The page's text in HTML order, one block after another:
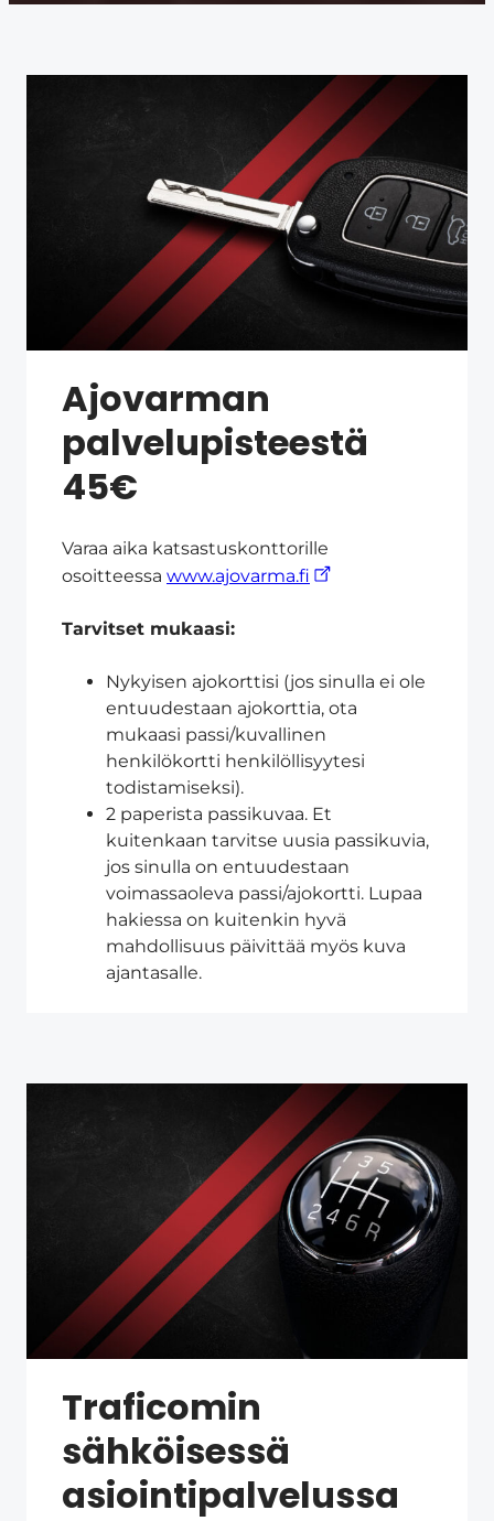
Ajovarman
palvelupisteestä
45€
Varaa aika katsastuskonttorille
osoitteessa www.ajovarma.fi
Tarvitset mukaasi:
Nykyisen ajokorttisi (jos sinulla ei ole
entuudestaan ajokorttia, ota
mukaasi passi/kuvallinen
henkilökortti henkilöllisyytesi
todistamiseksi).
2 paperista passikuvaa. Et
kuitenkaan tarvitse uusia passikuvia,
jos sinulla on entuudestaan
voimassaoleva passi/ajokortti. Lupaa
hakiessa on kuitenkin hyvä
mahdollisuus päivittää myös kuva
ajantasalle.
Traficomin
sähköisessä
asiointipalvelussa